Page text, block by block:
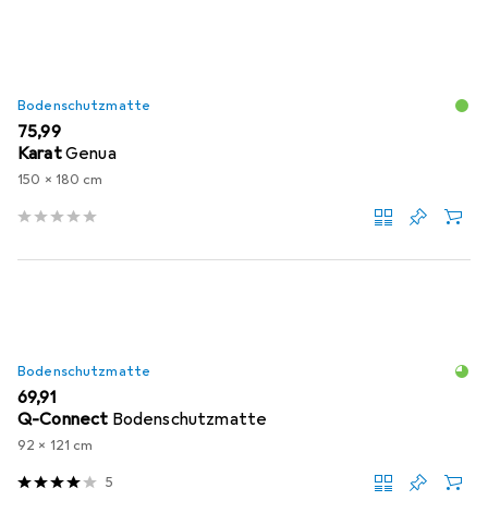
Bodenschutzmatte
EUR
75,99
KaratGenua
150 x 180 cm
Bodenschutzmatte
EUR
69,91
Q-Connect Bodenschutzmatte
92 x 121 cm
5